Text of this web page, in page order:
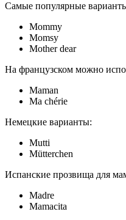
Самые популярные
Mommy
Momsy
Mother dear
На французском можно
Maman
Ma chérie
Немецкие варианты:
Mutti
Mütterchen
Испанские прозвища для
Madre
Mamacita